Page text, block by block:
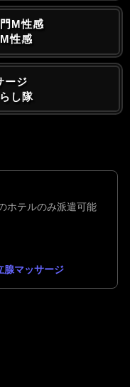
M性感
性感
ージ
し隊
ホテルのみ派遣可能
腺マッサージ